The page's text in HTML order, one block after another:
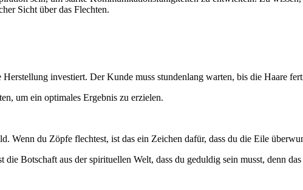
Sicht über das Flechten.
investiert. Der Kunde muss stundenlang warten, bis die Haare
um ein optimales Ergebnis zu erzielen.
Wenn du Zöpfe flechtest, ist das ein Zeichen dafür, dass du die Eile
Botschaft aus der spirituellen Welt, dass du geduldig sein musst, denn